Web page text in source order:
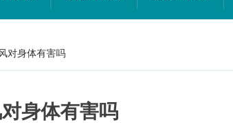
对身体有害吗
身体有害吗